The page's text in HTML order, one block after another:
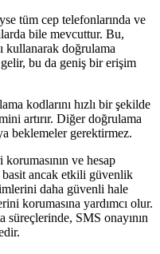
tüm cep telefonlarında ve
bile mevcuttur. Bu,
kullanarak doğrulama
bu da geniş bir erişim
kodlarını hızlı bir şekilde
artırır. Diğer doğrulama
beklemeler gerektirmez.
ve hesap
basit ancak etkili güvenlik
daha güvenli hale
korumasına yardımcı olur.
süreçlerinde, SMS onayının